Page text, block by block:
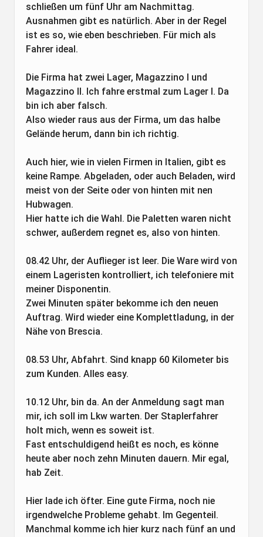
schließen um fünf Uhr am Nachmittag.
Ausnahmen gibt es natürlich. Aber in der Regel
ist es so, wie eben beschrieben. Für mich als
Fahrer ideal.
Die Firma hat zwei Lager, Magazzino I und
Magazzino II. Ich fahre erstmal zum Lager I. Da
bin ich aber falsch.
Also wieder raus aus der Firma, um das halbe
Gelände herum, dann bin ich richtig.
Auch hier, wie in vielen Firmen in Italien, gibt es
keine Rampe. Abgeladen, oder auch Beladen, wird
meist von der Seite oder von hinten mit nen
Hubwagen.
Hier hatte ich die Wahl. Die Paletten waren nicht
schwer, außerdem regnet es, also von hinten.
08.42 Uhr, der Auflieger ist leer. Die Ware wird von
einem Lageristen kontrolliert, ich telefoniere mit
meiner Disponentin.
Zwei Minuten später bekomme ich den neuen
Auftrag. Wird wieder eine Komplettladung, in der
Nähe von Brescia.
08.53 Uhr, Abfahrt. Sind knapp 60 Kilometer bis
zum Kunden. Alles easy.
10.12 Uhr, bin da. An der Anmeldung sagt man
mir, ich soll im Lkw warten. Der Staplerfahrer
holt mich, wenn es soweit ist.
Fast entschuldigend heißt es noch, es könne
heute aber noch zehn Minuten dauern. Mir egal,
hab Zeit.
Hier lade ich öfter. Eine gute Firma, noch nie
irgendwelche Probleme gehabt. Im Gegenteil.
Manchmal komme ich hier kurz nach fünf an und